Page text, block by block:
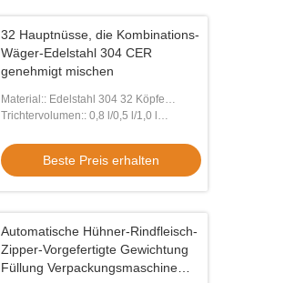
32 Hauptnüsse, die Kombinations-
Wäger-Edelstahl 304 CER
genehmigt mischen
Material:: Edelstahl 304 32 Köpfe
Mischkopf
Trichtervolumen:: 0,8 l/0,5 l/1,0 l
Beste Preis erhalten
Automatische Hühner-Rindfleisch-
Zipper-Vorgefertigte Gewichtung
Füllung Verpackungsmaschine